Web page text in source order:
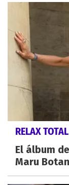
RELAX TOTAL
El álbum
Maru